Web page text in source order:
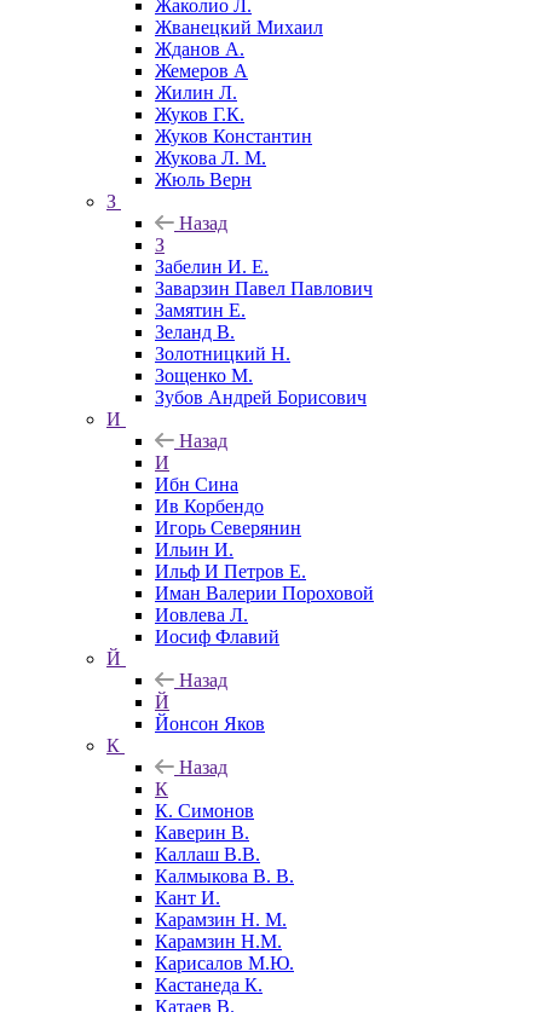
Жаколио Л.
Жванецкий Михаил
Жданов А.
Жемеров А
Жилин Л.
Жуков Г.К.
Жуков Константин
Жукова Л. М.
Жюль Верн
З
Назад
З
Забелин И. Е.
Заварзин Павел Павлович
Замятин Е.
Зеланд В.
Золотницкий Н.
Зощенко М.
Зубов Андрей Борисович
И
Назад
И
Ибн Сина
Ив Корбендо
Игорь Северянин
Ильин И.
Ильф И Петров Е.
Иман Валерии Пороховой
Иовлева Л.
Иосиф Флавий
Й
Назад
Й
Йонсон Яков
К
Назад
К
К. Симонов
Каверин В.
Каллаш В.В.
Калмыкова В. В.
Кант И.
Карамзин Н. М.
Карамзин Н.М.
Карисалов М.Ю.
Кастанеда К.
Катаев В.